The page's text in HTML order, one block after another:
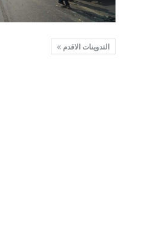
التدوينات الاقدم